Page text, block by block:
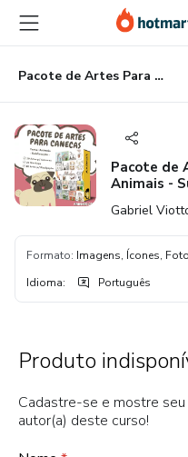
para
conteúdo
principal
para
pagamento
para
rodapé
Pacote de Artes Para Canecas - Tema: Animais - Sublimação
Pacote de
Animais -
Gabriel
Formato: Imagens, Ícones,
Idioma: Português
Produto
Cadastre-se e mostre
autor(a) deste curso!